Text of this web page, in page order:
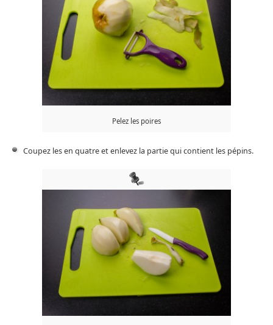
Pelez les poires
Coupez les en quatre et enlevez la partie qui contient les pépins.